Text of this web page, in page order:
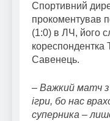
Спортивний
прокоментував
(1:0) в ЛЧ, його
кореспондентка
Савенець.
– Важкий матч з
ігри, бо нас
суперника –